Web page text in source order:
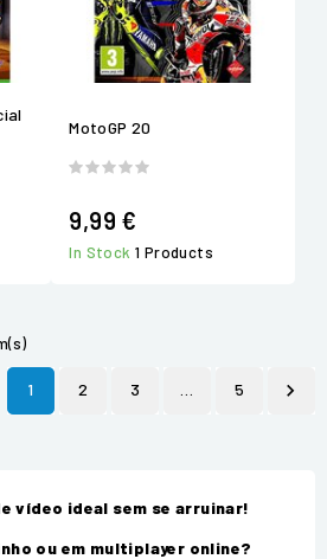
MotoGP 20
9,99 €
In Stock1 Products
1 2 3 5 
vídeo ideal sem se arruinar!
ou em multiplayer online?